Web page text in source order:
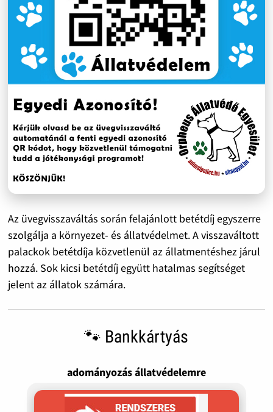
Az üvegvisszaváltás során felajánlott betétdíj egyszerre
szolgálja a környezet- és állatvédelmet. A visszaváltott
palackok betétdíja közvetlenül az állatmentéshez járul
hozzá. Sok kicsi betétdíj együtt hatalmas segítséget
jelent az állatok számára.
🐾 Bankkártyás
adományozás állatvédelemre